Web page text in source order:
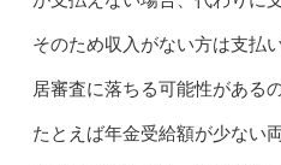
そのため収入がない方は支払
居審査に落ちる可能性があるの
たとえば年金受給額が少ない